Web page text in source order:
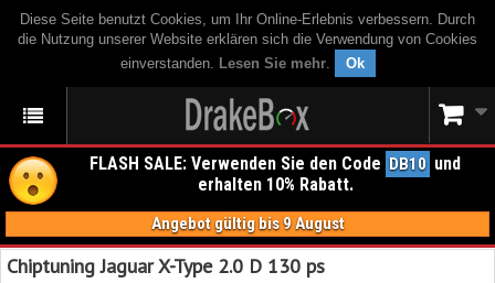
Diese Seite benutzt Cookies, um Ihr Online-Erlebnis verbessern. Durch
die Nutzung unserer Website erklären sich die Verwendung von Cookies
einverstanden. Lesen Sie mehr. Ok
FLASH SALE: Verwenden Sie den Code DB10 und
erhalten 10% Rabatt.
Angebot gültig bis 9 August
Chiptuning Jaguar X-Type 2.0 D 130 ps